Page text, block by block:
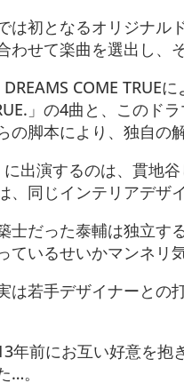
は初となるオリジナル
わせて楽曲を選出し、
COME TRUE
」の4曲と、この
の脚本により、独自の
出演するのは、貫地
、同じインテリアデザ
士だった泰輔は独立す
ているせいかマンネリ
は若手デザイナーとの
年前にお互い好意を
…。